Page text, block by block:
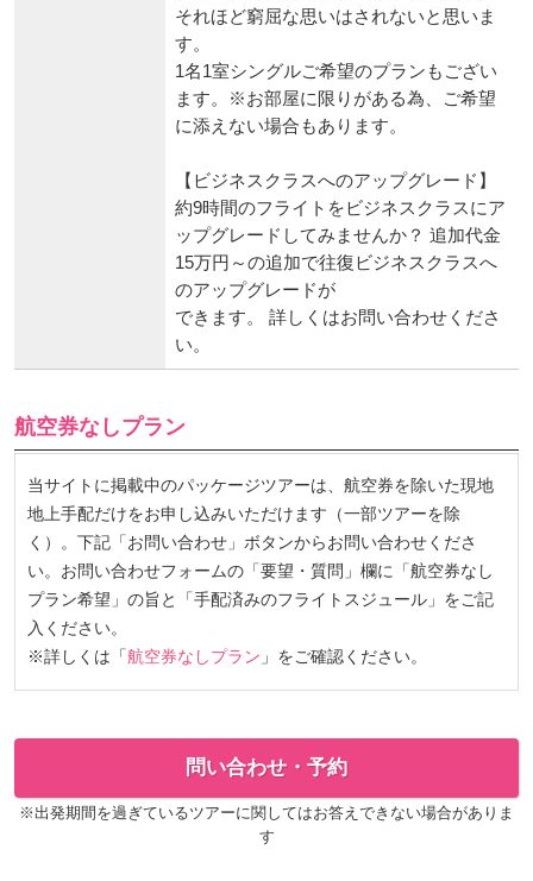
それほど窮屈な思いはされないと思いま
す。
1名1室シングルご希望のプランもござい
ます。※お部屋に限りがある為、ご希望
に添えない場合もあります。
【ビジネスクラスへのアップグレード】
約9時間のフライトをビジネスクラスにア
ップグレードしてみませんか？ 追加代金
15万円～の追加で往復ビジネスクラスへ
のアップグレードが
できます。 詳しくはお問い合わせくださ
い。
航空券なしプラン
当サイトに掲載中のパッケージツアーは、航空券を除いた現地
地上手配だけをお申し込みいただけます（一部ツアーを除
く）。下記「お問い合わせ」ボタンからお問い合わせくださ
い。お問い合わせフォームの「要望・質問」欄に「航空券なし
プラン希望」の旨と「手配済みのフライトスジュール」をご記
入ください。
※詳しくは「 航空券なしプラン 」をご確認ください。
問い合わせ・予約
※出発期間を過ぎているツアーに関してはお答えできない場合がありま
す